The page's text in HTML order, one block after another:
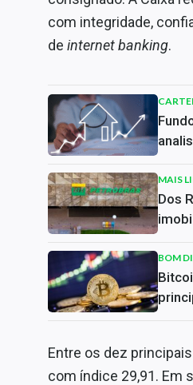
com integridade,
de internet banking.
MAIS
Dos
BOM
Entre os dez
com índice 29,91. Em